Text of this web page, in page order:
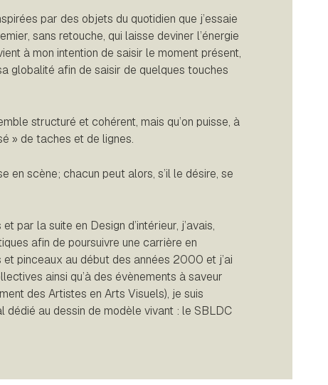
par des objets du quotidien que j’essaie
sans retouche, qui laisse deviner l’énergie
à mon intention de saisir le moment présent,
globalité afin de saisir de quelques touches
structuré et cohérent, mais qu’on puisse, à
» de taches et de lignes.
en scène; chacun peut alors, s’il le désire, se
par la suite en Design d’intérieur, j’avais,
afin de poursuivre une carrière en
pinceaux au début des années 2000 et j’ai
ainsi qu’à des évènements à saveur
des Artistes en Arts Visuels), je suis
dédié au dessin de modèle vivant : le SBLDC